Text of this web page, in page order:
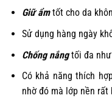
Giữ ẩmtốt cho da
Sử dụng hàng ngày
Chống nắngtối đa như
Có khả năng thích
nhờ đó mà lớp nền